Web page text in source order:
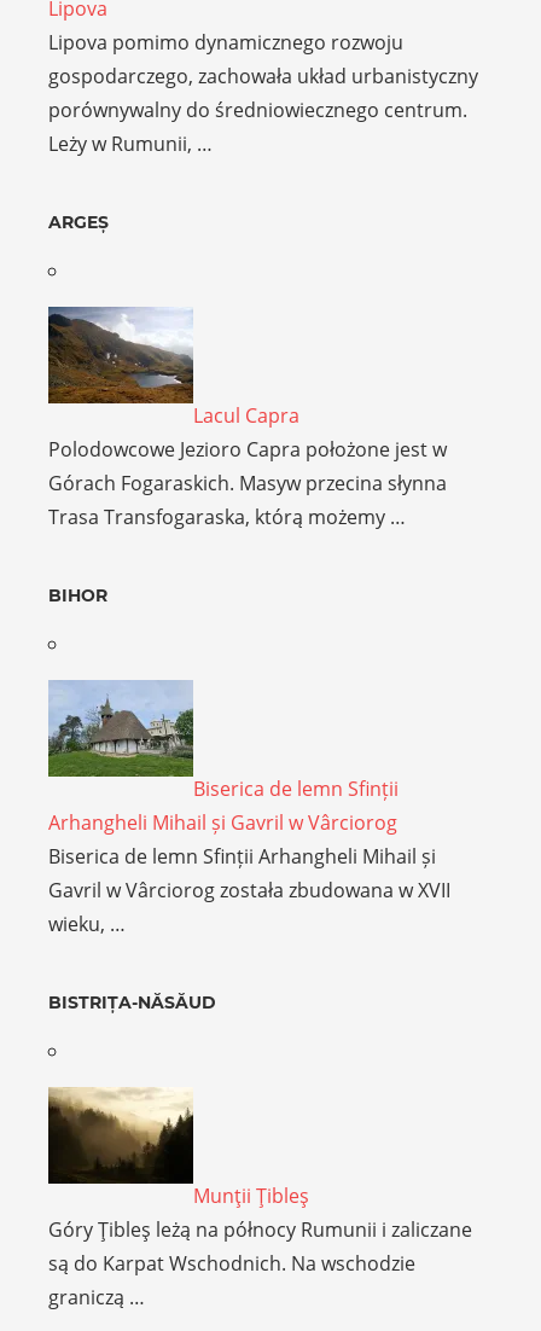
Lipova
Lipova pomimo dynamicznego rozwoju
gospodarczego, zachowała układ urbanistyczny
porównywalny do średniowiecznego centrum.
Leży w Rumunii, …
ARGEȘ
Lacul Capra
Polodowcowe Jezioro Capra położone jest w
Górach Fogaraskich. Masyw przecina słynna
Trasa Transfogaraska, którą możemy …
BIHOR
Biserica de lemn Sfinții
Arhangheli Mihail și Gavril w Vârciorog
Biserica de lemn Sfinții Arhangheli Mihail și
Gavril w Vârciorog została zbudowana w XVII
wieku, …
BISTRIȚA-NĂSĂUD
Munţii Ţibleş
Góry Ţibleş leżą na północy Rumunii i zaliczane
są do Karpat Wschodnich. Na wschodzie
graniczą …